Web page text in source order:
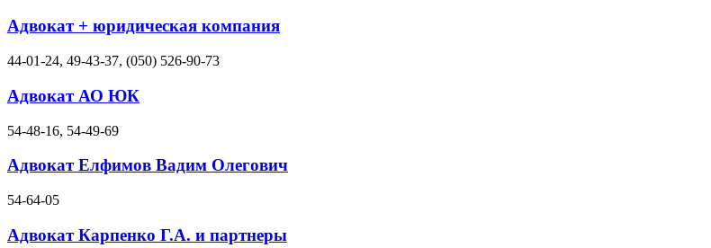
Адвокат + юридическая компания
44-01-24, 49-43-37, (050) 526-90-73
Адвокат АО ЮК
54-48-16, 54-49-69
Адвокат Елфимов Вадим Олегович
54-64-05
Адвокат Карпенко Г.А. и партнеры